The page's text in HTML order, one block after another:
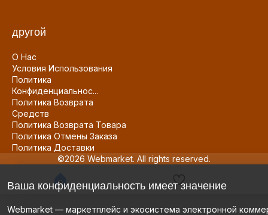
другой
О Нас
Условия Использования
Политика
Конфиденциальнос...
Политика Возврата
Средств
Политика Возврата Товара
Политика Отмены Заказа
Политика Доставки
©2026 Webmarket. All rights reserved.
Ваша конфиденциальность имеет значение
Webmarket — маркетплейс и экосистема электронной